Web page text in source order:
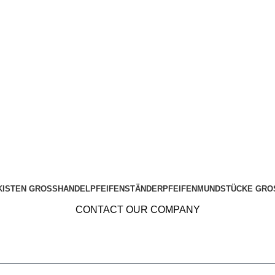
GROSSHANDEL PFEIFENSTÄNDERPFEIFENMUNDSTÜCKE
CONTACT OUR COMPANY